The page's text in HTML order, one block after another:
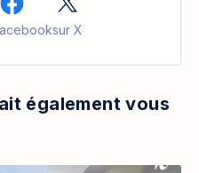
sur X
également vous